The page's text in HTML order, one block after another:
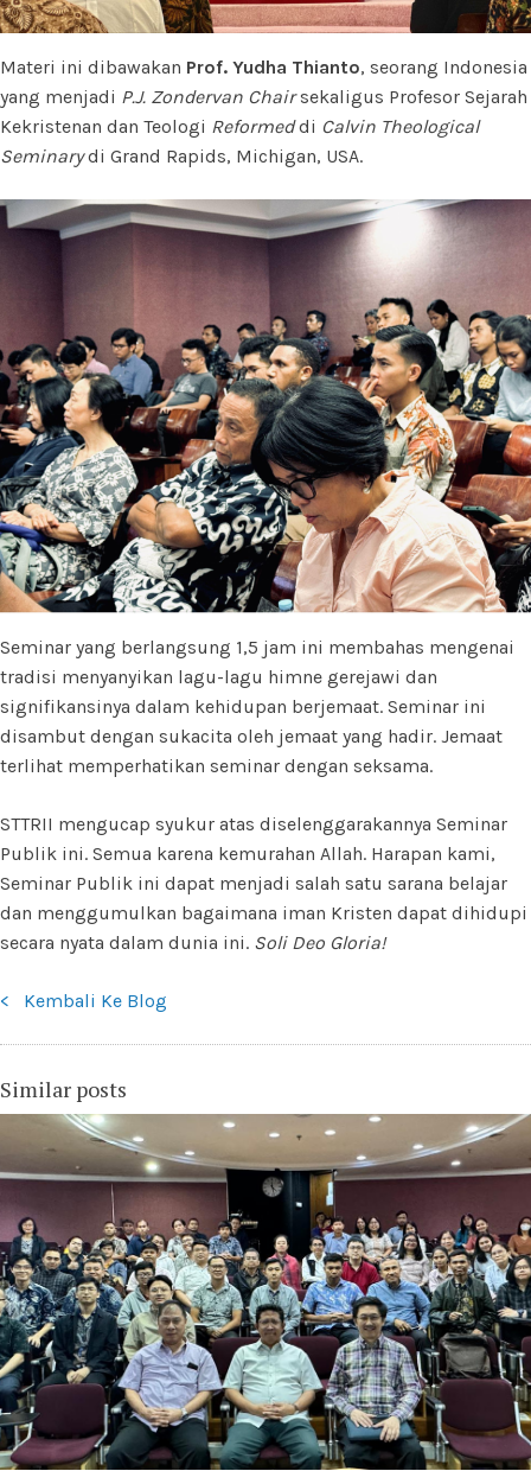
Materi ini dibawakan Prof. Yudha Thianto, seorang Indonesia
yang menjadi P.J. Zondervan Chairsekaligus Profesor Sejarah
Kekristenan dan Teologi Reformeddi Calvin Theological
Seminarydi Grand Rapids, Michigan, USA.
Seminar yang berlangsung 1,5 jam ini membahas mengenai
tradisi menyanyikan lagu-lagu himne gerejawi dan
signifikansinya dalam kehidupan berjemaat. Seminar ini
disambut dengan sukacita oleh jemaat yang hadir. Jemaat
terlihat memperhatikan seminar dengan seksama.
STTRII mengucap syukur atas diselenggarakannya Seminar
Publik ini. Semua karena kemurahan Allah. Harapan kami,
Seminar Publik ini dapat menjadi salah satu sarana belajar
dan menggumulkan bagaimana iman Kristen dapat dihidupi
secara nyata dalam dunia ini. Soli Deo Gloria!
< Kembali Ke Blog
Similar posts